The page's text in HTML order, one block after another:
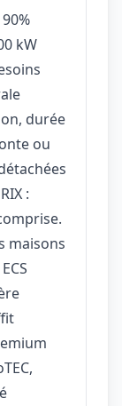
kW
durée
ou
:
maisons